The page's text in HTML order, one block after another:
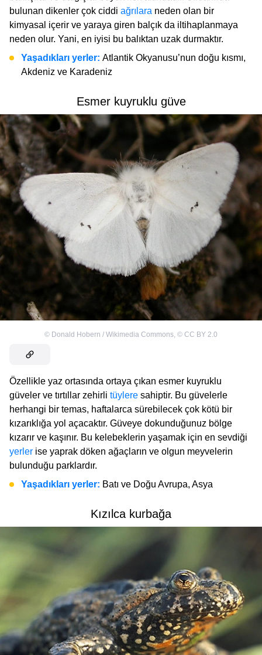
bulunan dikenler çok ciddi ağrılara neden olan bir
kimyasal içerir ve yaraya giren balçık da iltihaplanmaya
neden olur. Yani, en iyisi bu balıktan uzak durmaktır.
Yaşadıkları yerler: Atlantik Okyanusu’nun doğu kısmı,
Akdeniz ve Karadeniz
Esmer kuyruklu güve
© Donald Hobern / Wikimedia Commons, © CC BY 2.0
Özellikle yaz ortasında ortaya çıkan esmer kuyruklu
güveler ve tırtıllar zehirli tüylere sahiptir. Bu güvelerle
herhangi bir temas, haftalarca sürebilecek çok kötü bir
kızarıklığa yol açacaktır. Güveye dokunduğunuz bölge
kızarır ve kaşınır. Bu kelebeklerin yaşamak için en sevdiği
yerler ise yaprak döken ağaçların ve olgun meyvelerin
bulunduğu parklardır.
Yaşadıkları yerler: Batı ve Doğu Avrupa, Asya
Kızılca kurbağa